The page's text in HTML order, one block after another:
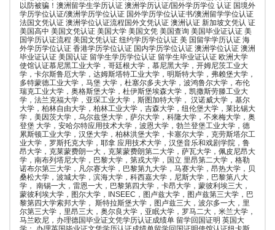
以防被骗！澳洲留学生学历认证 澳洲学历认证/国外学历学位 认证 国境外
学历学位认证/澳洲学历学位认证 国外学历学位认证书/澳洲留学学位认证
法国文凭认证 澳洲学位认证流程国外文凭认证 澳洲认证 新加坡文凭认 证
美国高中 美国文凭认证 美国大学 美国文凭 美国查询 美国毕业证认证 美
国学历认证流程 美国文凭认证 纽约学历学位认证 美 国留学学历认证 海
外学历学位认证 香港学历学位认证 国内学历学位认证 澳洲学位认证 澳洲
毕业证认证 美国认证 留学生学历学位认证 留学生毕业证认证 欧洲大学
使馆认证慕尼黑工业大学，哥廷根大学，慕尼黑大学，开姆尼茨工业大
学，卡尔斯鲁厄大学，达姆斯塔特工业大学，明斯特大学，弗赖堡大学，
多特蒙德工业大学，马堡 大学，杜塞尔多夫大学，波鸿鲁尔大学，布伦
瑞克工业大学，奥格斯堡大学，杜伊斯堡埃森大学，凯撒斯劳滕工业大
学，法兰克福大学，亚琛工业大学，斯图加特大学， 汉诺威大学，基尔
大学，柏林自由大学，柏林工业大学，吉森大学，纽伦堡大学，莱比锡大
学，美因茨大学，乌尔兹堡大学，萨尔大学，科隆大学，不来梅大学，奥
登堡 大学，安哈尔特应用技术大学，波恩大学，勃兰登堡工业大学，德
累斯顿工业大学，汉堡大学，柏林洪堡大学，卡塞尔大学，克劳斯塔尔工
业大学，罗斯托克大学，耶拿 应用技术大学，汉堡音乐和戏剧学院，鲁
昂大学，克莱蒙费朗一大，克莱蒙费朗第二大学，萨瓦大学，佩皮尼昂大
学，南布列塔尼大学，巴黎大学，第戎大学，国立 里昂第二大学，格勒
诺布尔第三大学，凡尔赛大学，巴黎第九大学，马赛大学，昂热大学，贝
桑松大学，波城大学，滨海大学，科西嘉大学，尼斯大学，巴黎第八大
学， 南锡一大，雷恩一大，巴黎第四大学，卡昂大学，蒙彼利埃三大，
蒙彼利埃大学，图尔大学，INSEEC，图卢兹大学，图卢兹第三大学，巴
黎第四大学索邦大学， 斯特拉斯堡大学，图卢兹三大，波尔多一大，里
尔第三大学，里昂三大，奥尔良大学，亚眠大学，罗马二大，米兰大学，
马兰欧尼，办理德国毕业证文凭学历认证成绩单 留学回国证明 英国大